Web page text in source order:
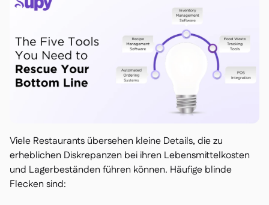
Viele Restaurants übersehen kleine Details, die zu
erheblichen Diskrepanzen bei ihren Lebensmittelkosten
und Lagerbeständen führen können. Häufige blinde
Flecken sind: